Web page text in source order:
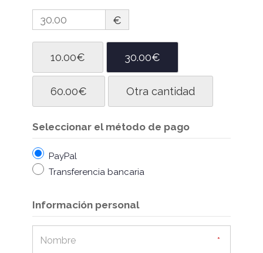
€
10.00€ 30.00€
60.00€ Otra cantidad
Seleccionar el método de pago
PayPal
Transferencia bancaria
Información personal